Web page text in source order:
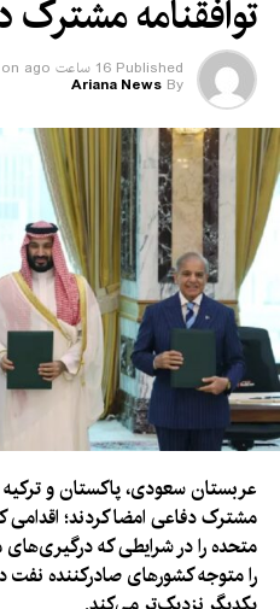
توافقنامه مشترک
Published 16 ساعت ago on
By
Ariana News
عربستان سعودی، پاکستان و ترکیه
مشترک دفاعی امضا کردند؛ اقدامی
متحده را در شرایطی که
را متوجه کشورهای صادرکننده